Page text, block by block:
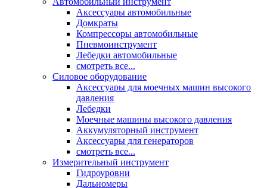
Аксессуары автомобильные
Домкраты
Компрессоры автомобильные
Пневмоинструмент
Лебедки автомобильные
смотреть все...
Силовое оборудование
Аксессуары для моечных машин высокого
давления
Лебедки
Моечные машины высокого давления
Аккумуляторный инструмент
Аксессуары для генераторов
смотреть все...
Измерительный инструмент
Гидроуровни
Дальномеры